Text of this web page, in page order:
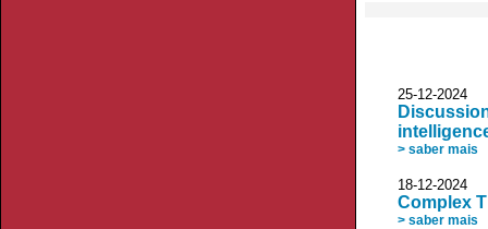
25-12-
> saber mais
18-12-
Complex
> saber mais